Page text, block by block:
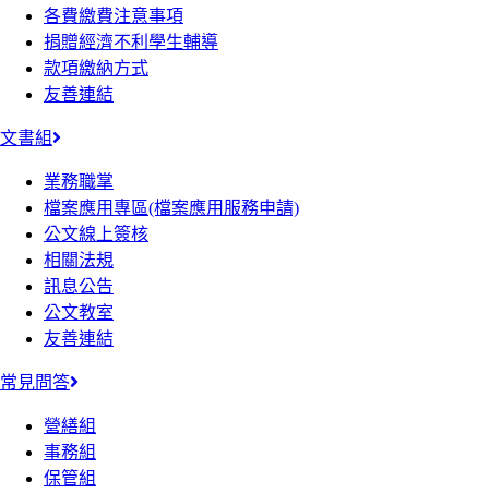
各費繳費注意事項
捐贈經濟不利學生輔導
款項繳納方式
友善連結
文書組
業務職掌
檔案應用專區(檔案應用服務申請)
公文線上簽核
相關法規
訊息公告
公文教室
友善連結
常見問答
營繕組
事務組
保管組